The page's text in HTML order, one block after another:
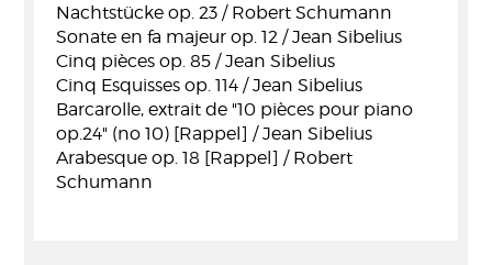
Nachtstücke op. 23 / Robert Schumann
Sonate en fa majeur op. 12 / Jean Sibelius
Cinq pièces op. 85 / Jean Sibelius
Cinq Esquisses op. 114 / Jean Sibelius
Barcarolle, extrait de "10 pièces pour piano
op.24" (no 10) [Rappel] / Jean Sibelius
Arabesque op. 18 [Rappel] / Robert
Schumann